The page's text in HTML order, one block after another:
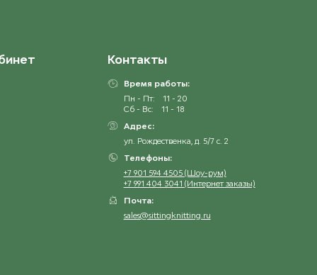
Контакты
Время работы:
Пн - Пт:
11 - 20
Сб - Вс:
11 - 18
Адрес:
ул. Рождественка, д. 5/7 с. 2
Телефоны:
+7 901 594 4505 (Шоу-рум)
+7 991 404 3041 (Интернет заказы)
Почта:
sales@sittingknitting.ru